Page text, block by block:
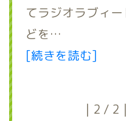
てラジオラブィ
どを…
[続きを読む]
2 / 2